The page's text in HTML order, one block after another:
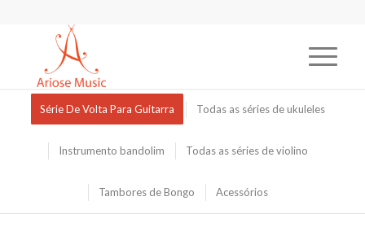
Série De Volta Para Guitarra Todas as séries de ukuleles
Instrumento bandolim Todas as séries de violino
Tambores de Bongo Acessórios